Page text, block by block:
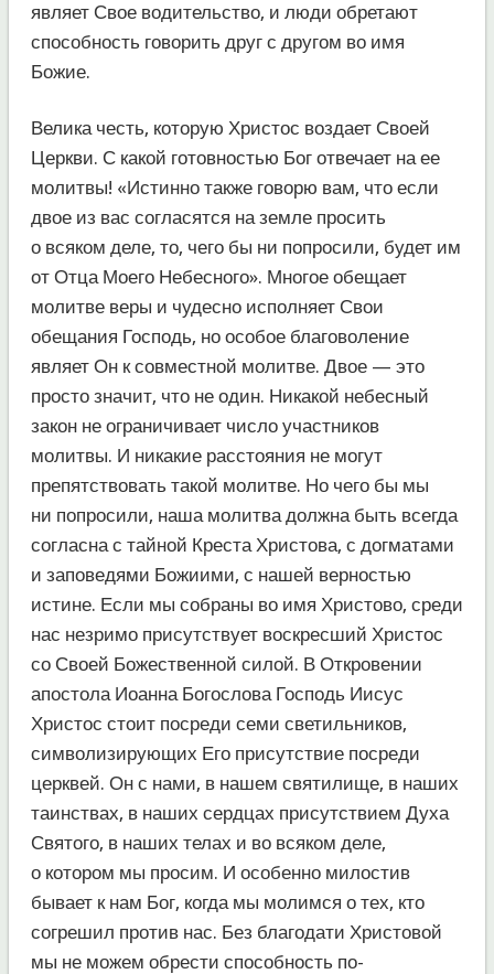
являет Свое водительство, и люди обретают
способность говорить друг с другом во имя
Божие.
Велика честь, которую Христос воздает Своей
Церкви. С какой готовностью Бог отвечает на ее
молитвы! «Истинно также говорю вам, что если
двое из вас согласятся на земле просить
о всяком деле, то, чего бы ни попросили, будет им
от Отца Моего Небесного». Многое обещает
молитве веры и чудесно исполняет Свои
обещания Господь, но особое благоволение
являет Он к совместной молитве. Двое — это
просто значит, что не один. Никакой небесный
закон не ограничивает число участников
молитвы. И никакие расстояния не могут
препятствовать такой молитве. Но чего бы мы
ни попросили, наша молитва должна быть всегда
согласна с тайной Креста Христова, с догматами
и заповедями Божиими, с нашей верностью
истине. Если мы собраны во имя Христово, среди
нас незримо присутствует воскресший Христос
со Своей Божественной силой. В Откровении
апостола Иоанна Богослова Господь Иисус
Христос стоит посреди семи светильников,
символизирующих Его присутствие посреди
церквей. Он с нами, в нашем святилище, в наших
таинствах, в наших сердцах присутствием Духа
Святого, в наших телах и во всяком деле,
о котором мы просим. И особенно милостив
бывает к нам Бог, когда мы молимся о тех, кто
согрешил против нас. Без благодати Христовой
мы не можем обрести способность по-